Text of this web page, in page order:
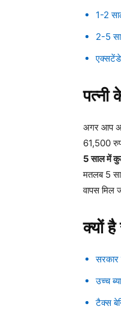
1-2
2-5
पत्नी
अगर आप
61,500
5 साल में
मतलब 5
वापस मिल
क्यों
सरकार
उच्च
टैक्स